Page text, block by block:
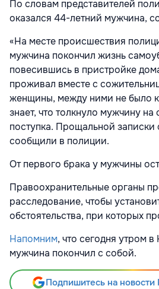
По словам представителей
оказался 44-летний мужчина,
«На месте происшествия
мужчина покончил жизнь
повесившись в пристройке
проживал вместе с
женщины, между ними не было
знает, что толкнуло мужчину
поступка. Прощальной записки
сообщили в полиции.
От первого брака у мужчины
Правоохранительные органы
расследование, чтобы
обстоятельства, при которых
Напомним, что сегодня утром
мужчина покончил с собой.
Подпишитесь на новости